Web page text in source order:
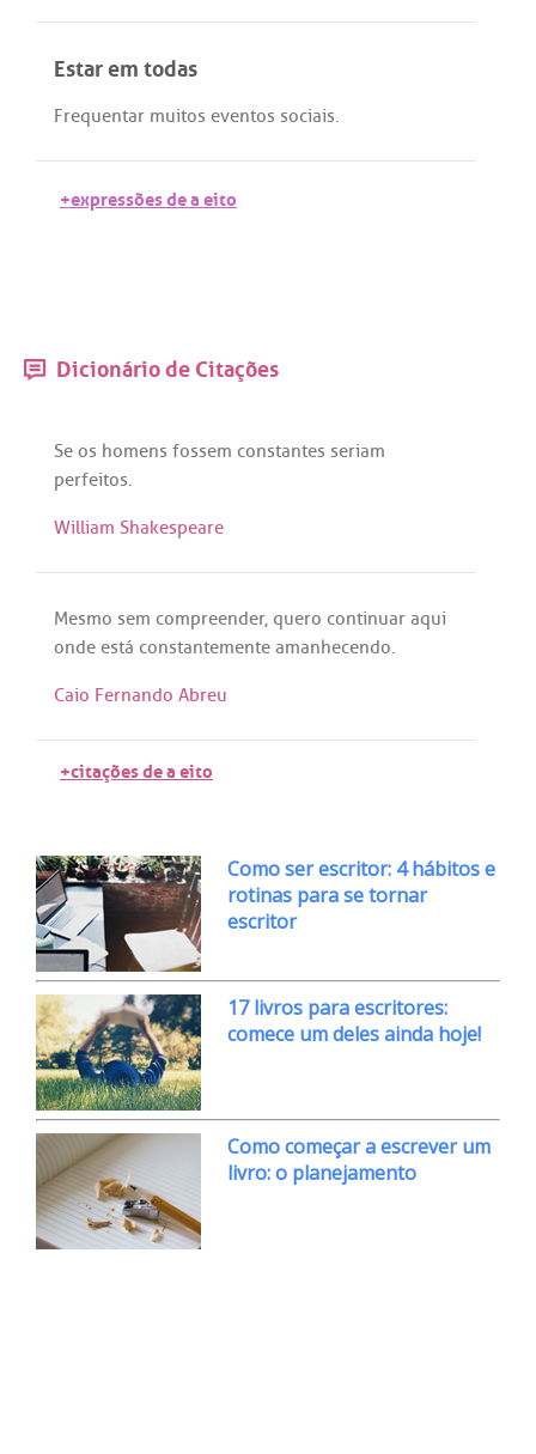
Estar em todas
Frequentar muitos eventos sociais.
+expressões de a eito
Dicionário de Citações
Se os homens fossem constantes seriam
perfeitos.
William Shakespeare
Mesmo sem compreender, quero continuar aqui
onde está constantemente amanhecendo.
Caio Fernando Abreu
+citações de a eito
Como ser escritor: 4 hábitos e
rotinas para se tornar
escritor
17 livros para escritores:
comece um deles ainda hoje!
Como começar a escrever um
livro: o planejamento